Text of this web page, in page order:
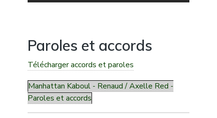
Paroles et accords
Télécharger accords et paroles
Manhattan Kaboul - Renaud / Axelle Red -
Paroles et accords